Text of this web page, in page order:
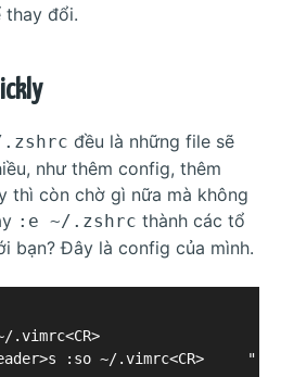
thay đổi.
đều là những file sẽ
như thêm config, thêm
thì còn chờ gì nữa mà không
:e ~/.zshrc thành các tổ
bạn? Đây là config của mình.
" Quickly edit .vimrc file